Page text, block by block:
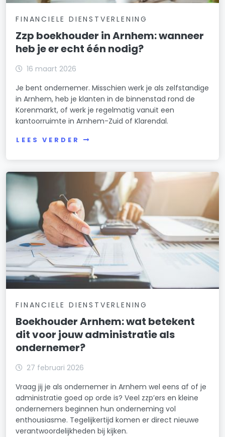
FINANCIELE DIENSTVERLENING
Zzp boekhouder in Arnhem: wanneer
heb je er echt één nodig?
16 maart 2026
Je bent ondernemer. Misschien werk je als zelfstandige
in Arnhem, heb je klanten in de binnenstad rond de
Korenmarkt, of werk je regelmatig vanuit een
kantoorruimte in Arnhem-Zuid of Klarendal.
LEES VERDER
FINANCIELE DIENSTVERLENING
Boekhouder Arnhem: wat betekent
dit voor jouw administratie als
ondernemer?
27 februari 2026
Vraag jij je als ondernemer in Arnhem wel eens af of je
administratie goed op orde is? Veel zzp’ers en kleine
ondernemers beginnen hun onderneming vol
enthousiasme. Tegelijkertijd komen er direct nieuwe
verantwoordelijkheden bij kijken.